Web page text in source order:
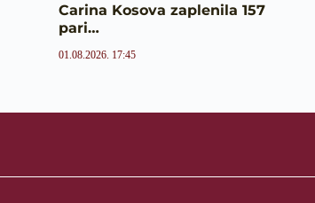
Carina Kosova zaplenila 157
pari…
01.08.2026. 17:45